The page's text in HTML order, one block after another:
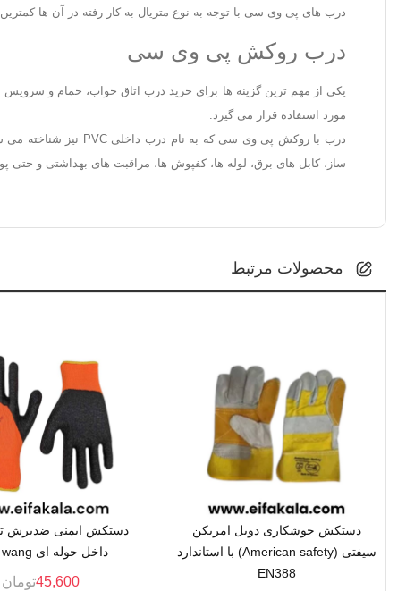
درب های پی وی سی با توجه به نوع متریال به کار رفته در آن ها
درب روکش پی وی سی
یکی از مهم ترین گزینه ها برای خرید درب اتاق خواب، حمام و
مورد استفاده قرار می گیرد.
ساز، کابل های برق، لوله ها، کفپوش ها، مراقبت های بهداشتی و
محصولات مرتبط
دستکش جوشکاری دوبل امریکن
سیفتی (American safety) با استاندارد
EN388
دستکش ایمنی ضدبرش
داخل حوله ای tang wang
45,600تومان